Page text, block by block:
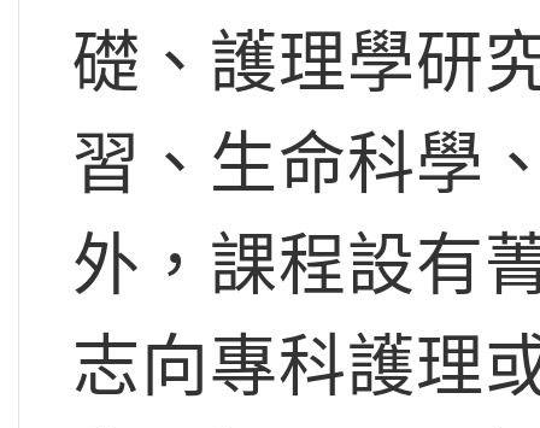
礎、護理學研
習、生命科學
外，課程設有
志向專科護理